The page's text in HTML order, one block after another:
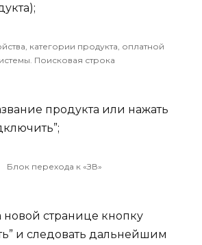
категории продукта, оплатной
Поисковая строка
продукта или нажать
Блок перехода к «ЗВ»
новой странице кнопку
и следовать дальнейшим